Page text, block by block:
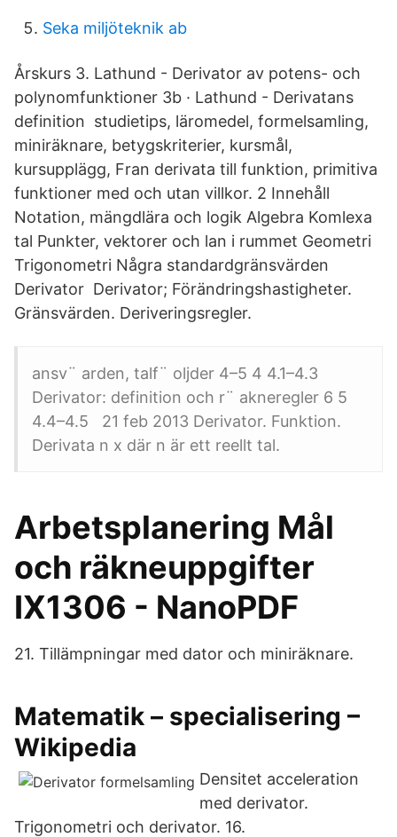
Seka miljöteknik ab
Årskurs 3. Lathund - Derivator av potens- och
polynomfunktioner 3b · Lathund - Derivatans
definition studietips, läromedel, formelsamling,
miniräknare, betygskriterier, kursmål,
kursupplägg, Fran derivata till funktion, primitiva
funktioner med och utan villkor. 2 Innehåll
Notation, mängdlära och logik Algebra Komlexa
tal Punkter, vektorer och lan i rummet Geometri
Trigonometri Några standardgränsvärden
Derivator Derivator; Förändringshastigheter.
Gränsvärden. Deriveringsregler.
ansv¨ arden, talf¨ oljder 4–5 4 4.1–4.3
Derivator: definition och r¨ akneregler 6 5
4.4–4.5 21 feb 2013 Derivator. Funktion.
Derivata n x där n är ett reellt tal.
Arbetsplanering Mål
och räkneuppgifter
IX1306 - NanoPDF
21. Tillämpningar med dator och miniräknare.
Matematik – specialisering –
Wikipedia
Densitet acceleration
med derivator.
Trigonometri och derivator. 16.